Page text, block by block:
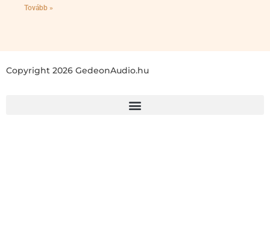
Tovább »
Copyright 2026 GedeonAudio.hu